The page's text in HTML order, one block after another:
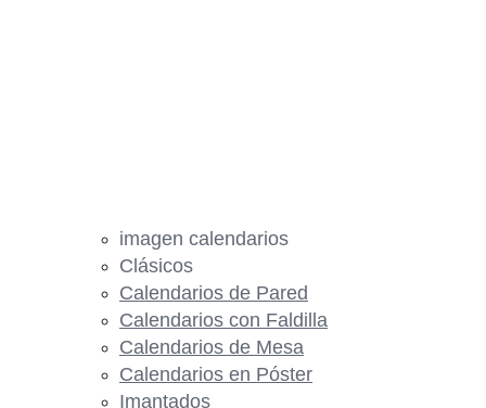
imagen calendarios
Clásicos
Calendarios de Pared
Calendarios con Faldilla
Calendarios de Mesa
Calendarios en Póster
Imantados